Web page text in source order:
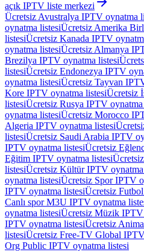
açık IPTV liste merkezi
Ücretsiz Avustralya IPTV oynatma
oynatma listesiÜcretsiz Amerika
listesiÜcretsiz Kanada IPTV
oynatma listesiÜcretsiz Almanya
Brezilya IPTV oynatma listesi
listesiÜcretsiz Endonezya IPTV
oynatma listesiÜcretsiz Tayvan
Kore IPTV oynatma listesiÜcretsiz
listesiÜcretsiz Rusya IPTV oynatma
oynatma listesiÜcretsiz Morocco
Algeria IPTV oynatma listesi
listesiÜcretsiz Saudi Arabia IPTV
IPTV oynatma listesiÜcretsiz
Eğitim IPTV oynatma listesi
listesiÜcretsiz Kültür IPTV oynatma
oynatma listesiÜcretsiz Spor IPTV
IPTV oynatma listesiÜcretsiz
Canlı spor M3U IPTV oynatma
oynatma listesiÜcretsiz Müzik IPTV
IPTV oynatma listesiÜcretsiz
listesiÜcretsiz Free-TV Global
Org Public IPTV oynatma listesi